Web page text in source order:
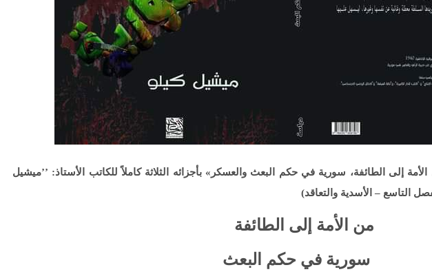
إلى الطائفة، سورية في حكم البعث والعسكر» بأجزائه الثلاثة كاملاً للكاتب الأستاذ: ’’ميشيل
التاسع – الأسدية والتعاقد)
من الأمة إلى الطائفة
سورية في حكم البعث
ابن بطوطة عند تخوم سيبيريا!
انجازات نتنياهو !